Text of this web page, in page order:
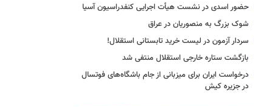
حضور اسدی در نشست هیأت اجرایی کنفدراسیون آسیا
شوک بزرگ به منصوریان در عراق
سردار آزمون در لیست خرید تابستانی استقلال!
بازگشت ستاره خارجی استقلال منتفی شد
درخواست ایران برای میزبانی از جام باشگاه‌های فوتسال
در جزیره کیش